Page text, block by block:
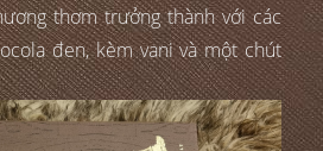
thơm trưởng thành với các
đen, kèm vani và một chút